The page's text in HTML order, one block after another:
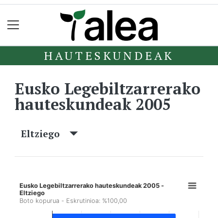
HAUTESKUNDEAK
Eusko Legebiltzarrerako
hauteskundeak 2005
Eltziego
Eusko Legebiltzarrerako hauteskundeak 2005 -
Eltziego
Boto kopurua - Eskrutinioa: %100,00